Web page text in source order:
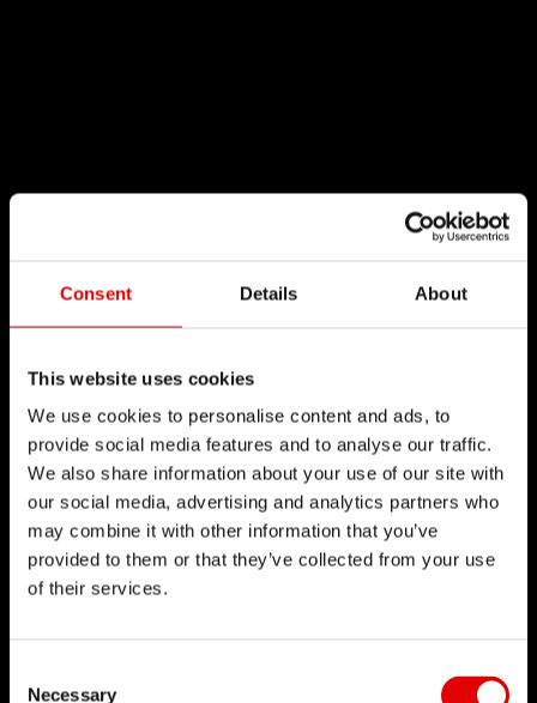
Consent Details About
This website uses cookies
We use cookies to personalise content and ads, to
provide social media features and to analyse our traffic.
We also share information about your use of our site with
our social media, advertising and analytics partners who
may combine it with other information that you’ve
provided to them or that they’ve collected from your use
of their services.
Necessary